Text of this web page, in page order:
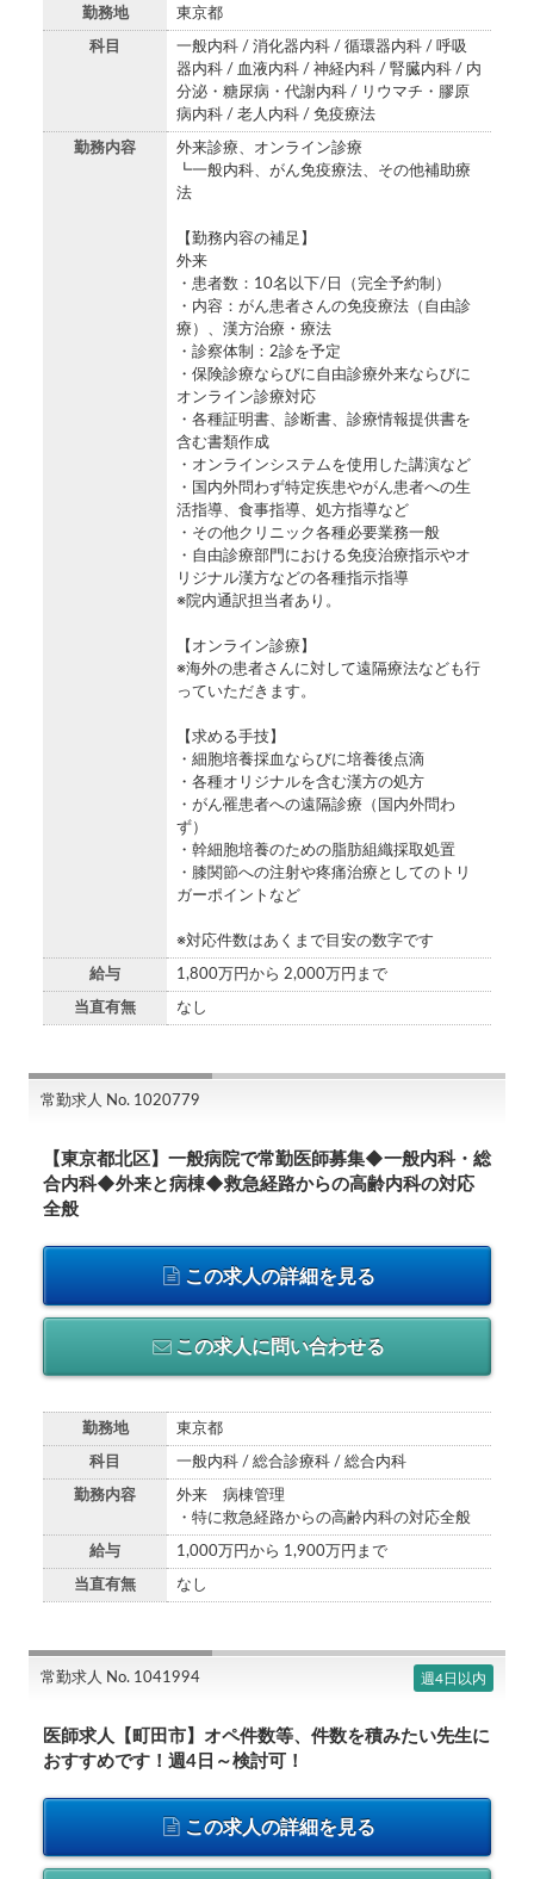
勤務地 東京都
科目
一般内科 / 消化器内科 / 循環器内科 / 呼吸
器内科 / 血液内科 / 神経内科 / 腎臓内科 / 内
分泌・糖尿病・代謝内科 / リウマチ・膠原
病内科 / 老人内科 / 免疫療法
勤務内容
外来診療、オンライン診療
┗一般内科、がん免疫療法、その他補助療
法
【勤務内容の補足】
外来
・患者数：10名以下/日（完全予約制）
・内容：がん患者さんの免疫療法（自由診
療）、漢方治療・療法
・診察体制：2診を予定
・保険診療ならびに自由診療外来ならびに
オンライン診療対応
・各種証明書、診断書、診療情報提供書を
含む書類作成
・オンラインシステムを使用した講演など
・国内外問わず特定疾患やがん患者への生
活指導、食事指導、処方指導など
・その他クリニック各種必要業務一般
・自由診療部門における免疫治療指示やオ
リジナル漢方などの各種指示指導
※院内通訳担当者あり。
【オンライン診療】
※海外の患者さんに対して遠隔療法なども行
っていただきます。
【求める手技】
・細胞培養採血ならびに培養後点滴
・各種オリジナルを含む漢方の処方
・がん罹患者への遠隔診療（国内外問わ
ず）
・幹細胞培養のための脂肪組織採取処置
・膝関節への注射や疼痛治療としてのトリ
ガーポイントなど
※対応件数はあくまで目安の数字です
給与 1,800万円から 2,000万円まで
当直有無 なし
常勤求人 No. 1020779
【東京都北区】一般病院で常勤医師募集◆一般内科・総
合内科◆外来と病棟◆救急経路からの高齢内科の対応
全般
この求人の詳細を見る
この求人に問い合わせる
勤務地 東京都
科目 一般内科 / 総合診療科 / 総合内科
勤務内容
外来 病棟管理
・特に救急経路からの高齢内科の対応全般
給与 1,000万円から 1,900万円まで
当直有無 なし
常勤求人 No. 1041994 週4日以内
医師求人【町田市】オペ件数等、件数を積みたい先生に
おすすめです！週4日～検討可！
この求人の詳細を見る